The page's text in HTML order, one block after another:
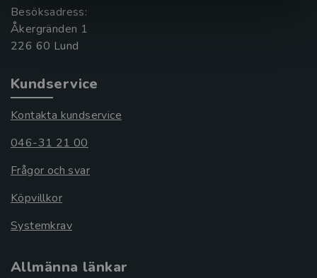
Besöksadress:
Åkergränden 1
Kundservice
Kontakta kundservice
046-31 21 00
Frågor och svar
Köpvillkor
Systemkrav
Allmänna länkar